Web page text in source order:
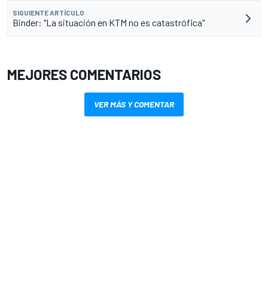
SIGUIENTE ARTÍCULO
Binder: "La situación en KTM no es catastrófica"
MEJORES COMENTARIOS
VER MÁS Y COMENTAR